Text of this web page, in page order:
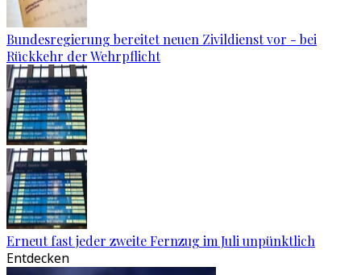
Bundesregierung bereitet neuen Zivildienst vor - bei
Rückkehr der Wehrpflicht
Erneut fast jeder zweite Fernzug im Juli unpünktlich
Entdecken